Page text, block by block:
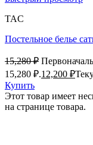
TAC
Постельное белье
15,280₽
15,280 ₽.12,200 ₽
Купить
Этот товар имеет
на странице товара.